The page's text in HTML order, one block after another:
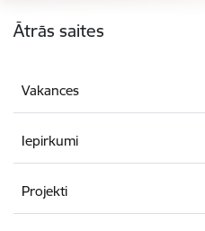
Ātrās saites
Vakances
Iepirkumi
Projekti